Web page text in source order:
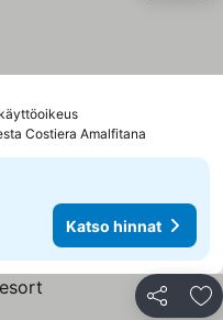
Katso hinnat
Costiera Amalfitana
Katso hinnat
Jaa